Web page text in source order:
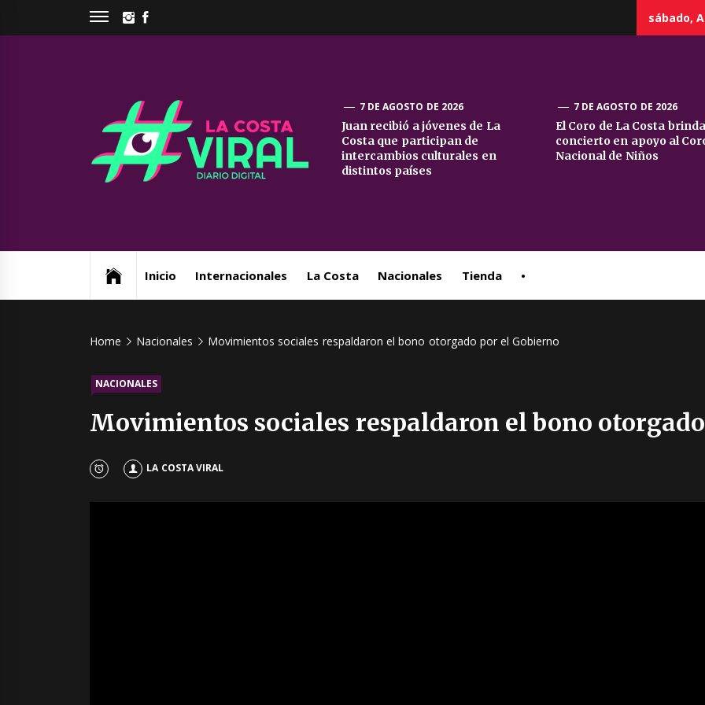
INSTAGRAM
sábado,
La
Costa
7 DE AGOSTO DE 2026
Juan recibió a jóvenes de La
Costa que participan de
intercambios culturales en
distintos países
7 DE AGOSTO DE 2026
El Coro de La Costa
concierto en apoyo al
Nacional de Niños
Inicio Internacionales La Costa Nacionales Tienda •
Home Nacionales Movimientos sociales respaldaron el bono otorgado por el Gobierno
NACIONALES
Movimientos sociales respaldaron el bono
LA COSTA VIRAL